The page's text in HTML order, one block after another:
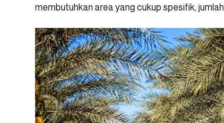
membutuhkan area yang cukup spesifik,